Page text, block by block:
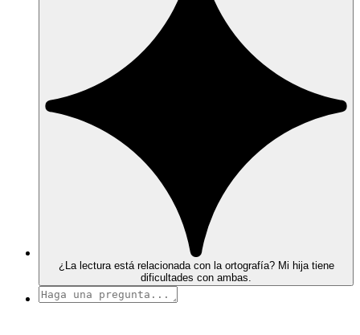
¿La lectura está relacionada con la ortografía? Mi hija tiene
dificultades con ambas.